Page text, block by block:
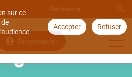
sur ce
Accepter Refuser
Se connecter